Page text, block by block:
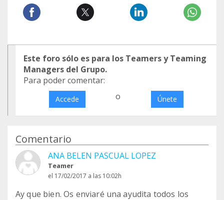
Este foro sólo es para los Teamers y Teaming
Managers del Grupo.
Para poder comentar:
Accede o Únete
Comentario
ANA BELEN PASCUAL LOPEZ
Teamer
el 17/02/2017 a las 10:02h
Ay que bien. Os enviaré una ayudita todos los